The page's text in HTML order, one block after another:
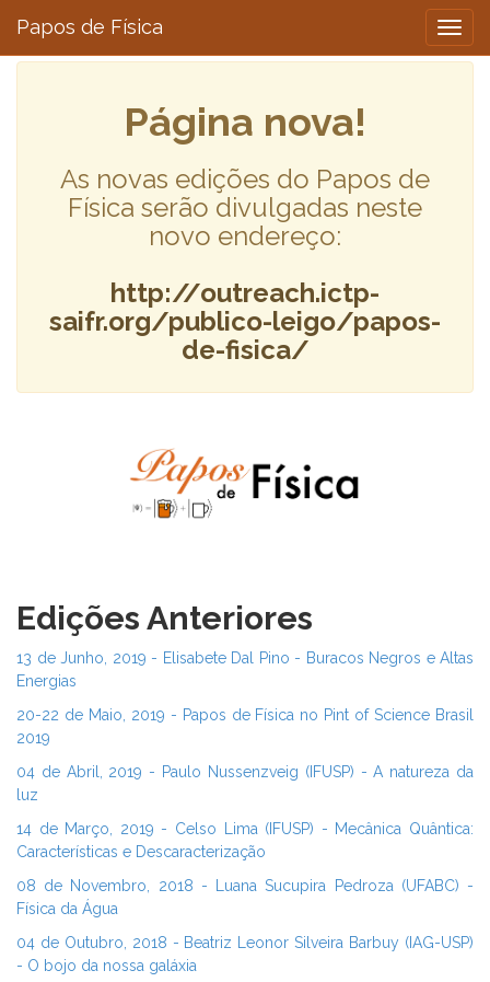
Papos de Física
Página nova!
As novas edições do Papos de
Física serão divulgadas neste
novo endereço:
http://outreach.ictp-
saifr.org/publico-leigo/papos-
de-fisica/
Edições Anteriores
13 de Junho, 2019 - Elisabete Dal Pino - Buracos Negros e Altas
Energias
20-22 de Maio, 2019 - Papos de Física no Pint of Science Brasil
2019
04 de Abril, 2019 - Paulo Nussenzveig (IFUSP) - A natureza da
luz
14 de Março, 2019 - Celso Lima (IFUSP) - Mecânica Quântica:
Características e Descaracterização
08 de Novembro, 2018 - Luana Sucupira Pedroza (UFABC) -
Física da Água
04 de Outubro, 2018 - Beatriz Leonor Silveira Barbuy (IAG-USP)
- O bojo da nossa galáxia